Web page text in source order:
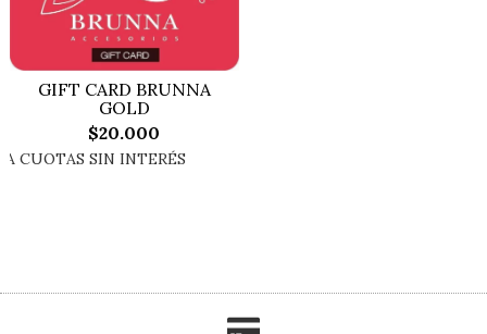
GIFT CARD BRUNNA
GOLD
$20.000